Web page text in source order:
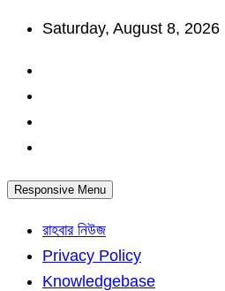
Skip
content
Saturday, August 8, 2026
Responsive Menu
রাহবার নিউজ
Privacy Policy
Knowledgebase